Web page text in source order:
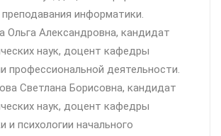
информатики.
Ольга Александровна, кандидат
наук, доцент кафедры
профессиональной деятельности.
Светлана Борисовна, кандидат
наук, доцент кафедры
и психологии начального